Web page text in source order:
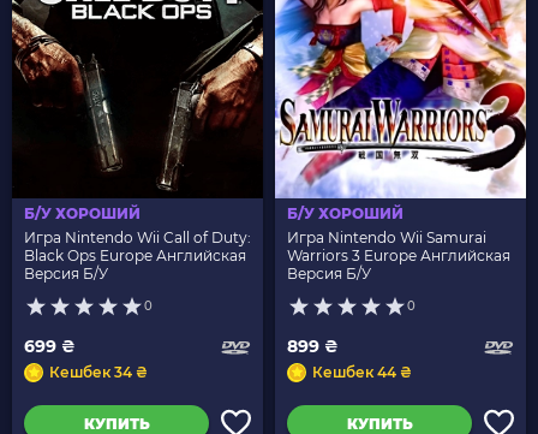
Б/У ХОРОШИЙ
Игра Nintendo Wii Call of Duty:
Black Ops Europe Английская
Версия Б/У
0
699 ₴
Кешбек 34 ₴
КУПИТЬ
Б/У ХОРОШИЙ
Игра Nintendo Wii Samurai
Warriors 3 Europe Английская
Версия Б/У
0
899 ₴
Кешбек 44 ₴
КУПИТЬ